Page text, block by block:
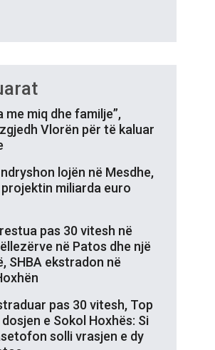
me miq dhe familje”,
Vlorën për të kaluar
lojën në Mesdhe,
miliarda euro
pas 30 vitesh në
në Patos dhe një
SHBA ekstradon në
pas 30 vitesh, Top
e Sokol Hoxhës: Si
solli vrasjen e dy